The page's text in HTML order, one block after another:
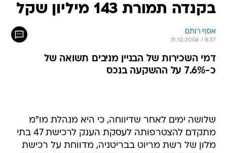
בקנדה תמורת 143 מיליון שקל
אסף רותם
31.12.2006 / 8:37
דמי השכירות של הבניין מניבים תשואה של
כ-7.6% על ההשקעה בנכס
שלושה ימים לאחר שדיווחה, כי היא מנהלת מו"מ
מתקדם להצטרפותה לעסקת הענק לרכישת 47 בתי
מלון של רשת מריוט בבריטניה, מדווחת על רכישת